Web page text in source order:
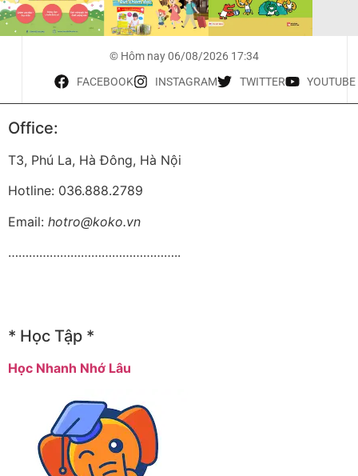
© Hôm nay 06/08/2026 17:34
FACEBOOK INSTAGRAM TWITTER YOUTUBE
Office:
T3, Phú La, Hà Đông, Hà Nội
Hotline: 036.888.2789
Email: hotro@koko.vn
…………………………………………..
* Học Tập *
Học Nhanh Nhớ Lâu